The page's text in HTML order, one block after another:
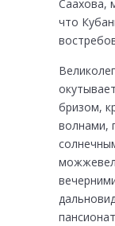
Саахова,
что
бризом,
волнами,